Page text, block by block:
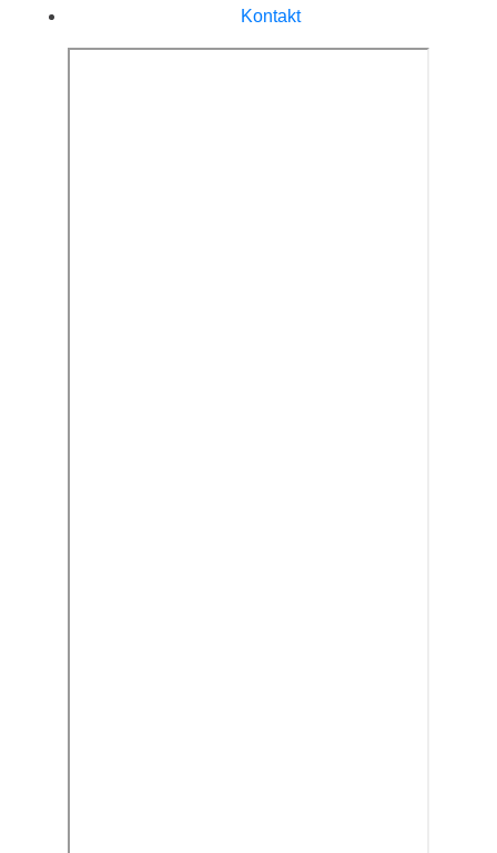
Kontakt